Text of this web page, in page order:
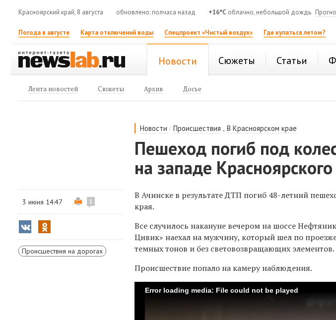
Красноярский край, 8 августа обновлено: полчаса назад +16°C облачно, небольшой дождь
Погода в августе Карта отключений воды Спецпроект «Чистый воздух» Где купаться летом?
Новости Сюжеты Статьи
Лента новостей Сюжеты Архив Досье
Новости /Происшествия ,В Красноярском крае
Пешеход погиб под
на западе
3 июня 14:47 1
Происшествия на дорогах
В Ачинске в результате ДТП погиб 48-летний
края.
Все случилось накануне вечером на шоссе
Цивик» наехал на мужчину, который шел по
темных тонов и без световозвращающих элементов.
Происшествие попало на камеру наблюдения.
Error loading media: File could not be played